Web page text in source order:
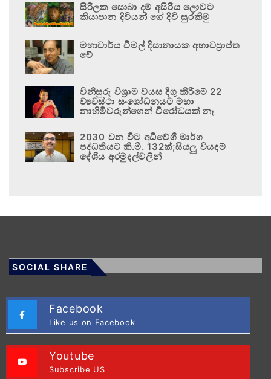
සිරිලක සොබා දම් අසිරිය ලොවට
කියාපාන දිවියන් ගේ දිවි සුරකිමු
මහාචාර්ය විමල් දිසානායක අභාවප්‍රාප්ත
වේ
විනිසුරු විශ්‍රාම වයස දිගු කිරීමේ 22
ව්‍යවස්ථා සංශෝධනයට මහා
නාහිමිවරුන්ගෙන් විරෝධයක් නෑ
2030 වන විට අධිවේගී මාර්ග
පද්ධතියට කි.මී. 132ක්;සියලු වියදම්
දේශීය අරමුදල්වලින්
SOCIAL SHARE
Facebook
Like us on Facebook
Youtube
Subscribe US